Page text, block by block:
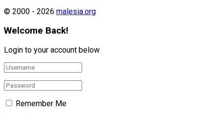
© 2000 - 2026 malesia.org
Welcome Back!
Login to your account below
Remember Me